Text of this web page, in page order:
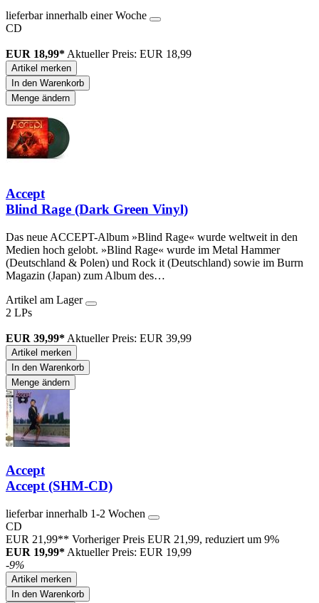
lieferbar innerhalb einer Woche
CD
EUR 18,99* Aktueller Preis: EUR 18,99
Artikel merken
In den Warenkorb
Menge ändern
Accept
Blind Rage (Dark Green Vinyl)
Das neue ACCEPT-Album »Blind Rage« wurde weltweit in den
Medien hoch gelobt. »Blind Rage« wurde im Metal Hammer
(Deutschland & Polen) und Rock it (Deutschland) sowie im Burrn
Magazin (Japan) zum Album des…
Artikel am Lager
2 LPs
EUR 39,99* Aktueller Preis: EUR 39,99
Artikel merken
In den Warenkorb
Menge ändern
Accept
Accept (SHM-CD)
lieferbar innerhalb 1-2 Wochen
CD
EUR 21,99** Vorheriger Preis EUR 21,99, reduziert um 9%
EUR 19,99* Aktueller Preis: EUR 19,99
-9%
Artikel merken
In den Warenkorb